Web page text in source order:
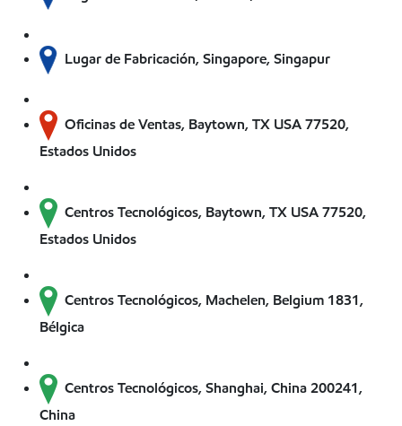
Lugar de Fabricación, Singapore, Singapur
Oficinas de Ventas, Baytown, TX USA 77520,
Estados Unidos
Centros Tecnológicos, Baytown, TX USA 77520,
Estados Unidos
Centros Tecnológicos, Machelen, Belgium 1831,
Bélgica
Centros Tecnológicos, Shanghai, China 200241,
China